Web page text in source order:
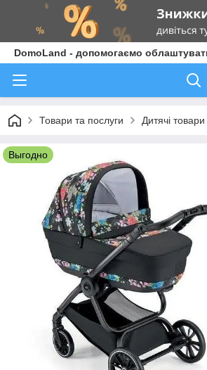
DomoLand - допомогаємо
Товари та послуги Дитячі товари
Выгодно